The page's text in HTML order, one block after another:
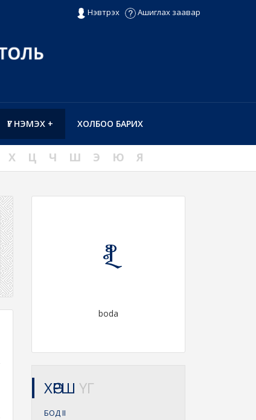
Нэвтрэх Ашиглах заавар
ХОЛБОО БАРИХ
ҮГ НЭМЭХ +
Х Ц Ч Ш Э Ю Я
ᠪᠣᠳᠠ
boda
ХӨРШ ҮГ
БОДII